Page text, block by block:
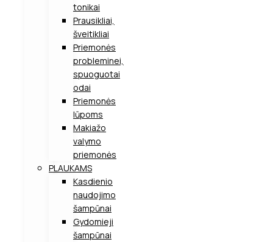
tonikai
Prausikliai,
šveitikliai
Priemonės
probleminei,
spuoguotai
odai
Priemonės
lūpoms
Makiažo
valymo
priemonės
PLAUKAMS
Kasdienio
naudojimo
šampūnai
Gydomieji
šampūnai